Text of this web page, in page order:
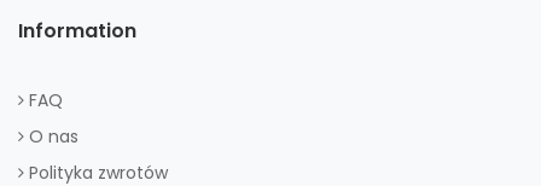
Information
FAQ
O nas
Polityka zwrotów